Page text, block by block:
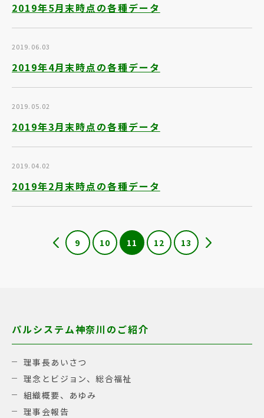
2019年5月末時点の各種データ
2019.06.03
2019年4月末時点の各種データ
2019.05.02
2019年3月末時点の各種データ
2019.04.02
2019年2月末時点の各種データ
9 10 11 12 13
パルシステム神奈川のご紹介
理事長あいさつ
理念とビジョン、総合福祉
組織概要、あゆみ
理事会報告